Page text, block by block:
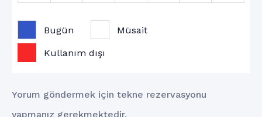
1.500 €1.500 €1.500
Bugün Müsait
Kullanım dışı
Yorum göndermek için tekne rezervasyonu
yapmanız gerekmektedir.